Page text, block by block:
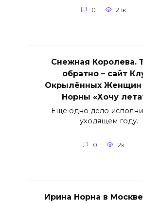
0 2.1к.
Снежная Королева.
обратно – сайт
Окрылённых Женщин
Норны «Хочу
Еще одно дело
уходящем году.
0 2к.
Ирина Норна в